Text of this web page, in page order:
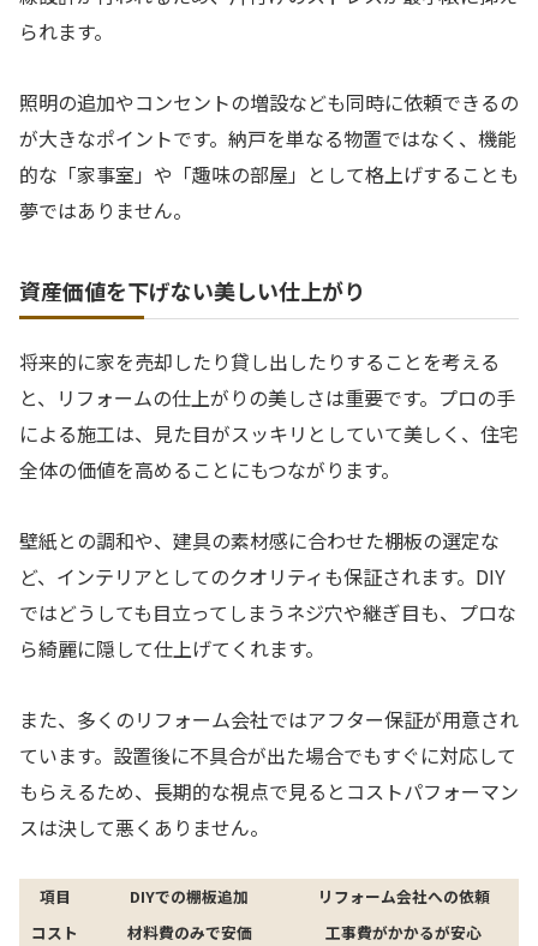
られます。
照明の追加やコンセントの増設なども同時に依頼できるの
が大きなポイントです。納戸を単なる物置ではなく、機能
的な「家事室」や「趣味の部屋」として格上げすることも
夢ではありません。
資産価値を下げない美しい仕上がり
将来的に家を売却したり貸し出したりすることを考える
と、リフォームの仕上がりの美しさは重要です。プロの手
による施工は、見た目がスッキリとしていて美しく、住宅
全体の価値を高めることにもつながります。
壁紙との調和や、建具の素材感に合わせた棚板の選定な
ど、インテリアとしてのクオリティも保証されます。DIY
ではどうしても目立ってしまうネジ穴や継ぎ目も、プロな
ら綺麗に隠して仕上げてくれます。
また、多くのリフォーム会社ではアフター保証が用意され
ています。設置後に不具合が出た場合でもすぐに対応して
もらえるため、長期的な視点で見るとコストパフォーマン
スは決して悪くありません。
項目 DIYでの棚板追加
リフォーム会社への依頼
コスト
材料費のみで安価
工事費がかかるが安心